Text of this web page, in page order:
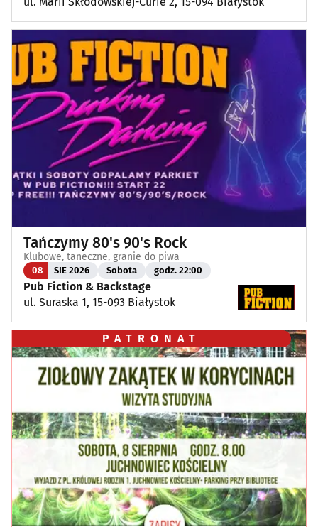
Tańczymy 80's 90's Rock
Klubowe, taneczne, granie do piwa
08 SIE 2026 Sobota godz. 22:00
Pub Fiction & Backstage
ul. Suraska 1, 15-093 Białystok
PATRONAT